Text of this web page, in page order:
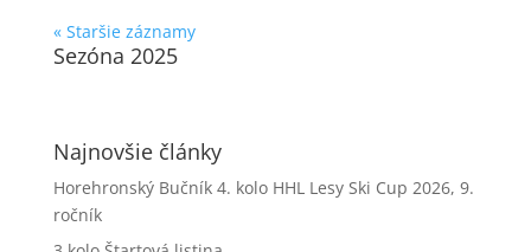
« Staršie záznamy
Sezóna 2025
Najnovšie články
Horehronský Bučník 4. kolo HHL Lesy Ski Cup 2026, 9.
ročník